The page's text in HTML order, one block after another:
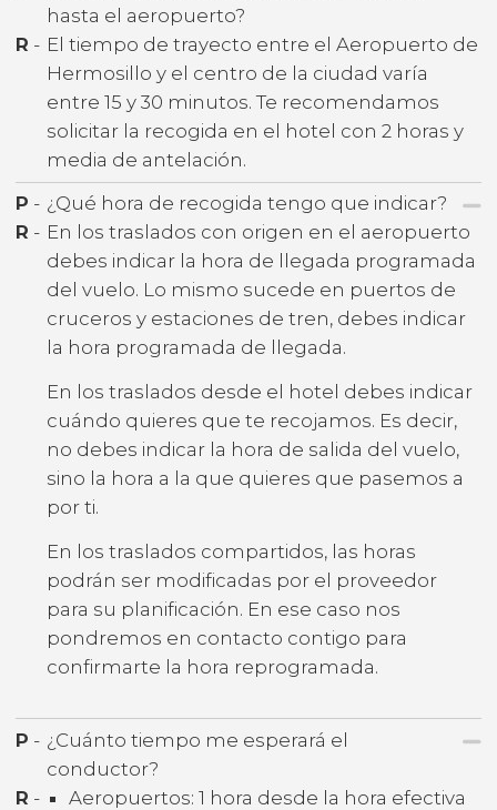
hasta el aeropuerto?
R - El tiempo de trayecto entre el Aeropuerto de
Hermosillo y el centro de la ciudad varía
entre 15 y 30 minutos. Te recomendamos
solicitar la recogida en el hotel con 2 horas y
media de antelación.
P - ¿Qué hora de recogida tengo que indicar?
R - En los traslados con origen en el aeropuerto
debes indicar la hora de llegada programada
del vuelo. Lo mismo sucede en puertos de
cruceros y estaciones de tren, debes indicar
la hora programada de llegada.
En los traslados desde el hotel debes indicar
cuándo quieres que te recojamos. Es decir,
no debes indicar la hora de salida del vuelo,
sino la hora a la que quieres que pasemos a
por ti.
En los traslados compartidos, las horas
podrán ser modificadas por el proveedor
para su planificación. En ese caso nos
pondremos en contacto contigo para
confirmarte la hora reprogramada.
P - ¿Cuánto tiempo me esperará el
conductor?
R -
Aeropuertos: 1 hora desde la hora efectiva